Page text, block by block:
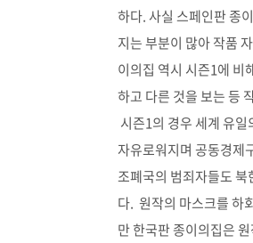
하다. 사실 스페인판 종
지는 부분이 많아 작품
이의집 역시 시즌1에 비
하고 다른 것을 보는 등
시즌1의 경우 세계 유
자유로워지며 공동경제
조폐국의 범죄자들도
다. 원작의 마스크를 하
만 한국판 종이의집은